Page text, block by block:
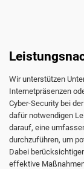
Wir unterstützen
Internetpräsenzen
Cyber-Security bei
dafür notwendigen
darauf, eine
durchzuführen, um
Dabei
effektive